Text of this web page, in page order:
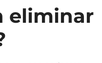
eliminar